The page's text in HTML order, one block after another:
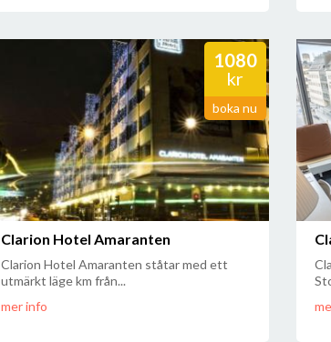
1080
kr
boka nu
Clarion Hotel Amaranten
Clarion Hotel Amaranten ståtar med ett
utmärkt läge km från...
mer info